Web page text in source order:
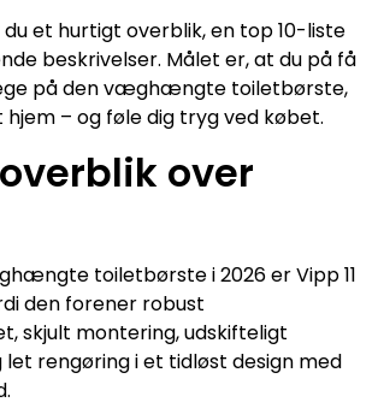
et hurtigt overblik, en top 10-liste
beskrivelser. Målet er, at du på få
på den væghængte toiletbørste,
– og føle dig tryg ved købet.
over
toiletbørste i 2026 er Vipp 11
den forener robust
skjult montering, udskifteligt
rengøring i et tidløst design med